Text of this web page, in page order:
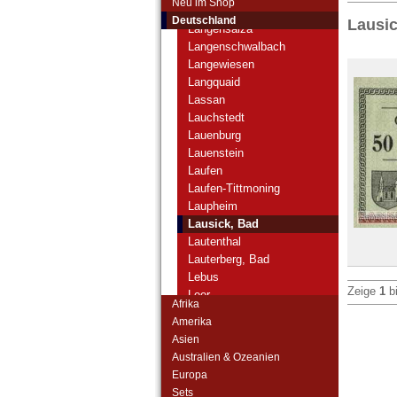
Deutschland
Langenhorn
Langensalza
Langenschwalbach
Langewiesen
Langquaid
Lassan
Lauchstedt
Lauenburg
Lauenstein
Laufen
Laufen-Tittmoning
Laupheim
Lausick, Bad
Lautenthal
Lauterberg, Bad
Lebus
Leer
Lennep
Afrika
Amerika
Asien
Australien & Ozeanien
Europa
Sets
Zeige 1